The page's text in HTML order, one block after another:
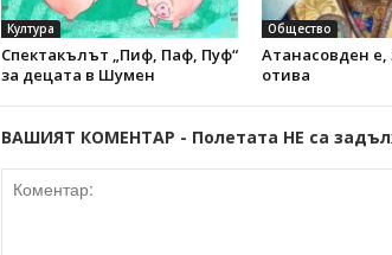
Култура
Спектакълът „Пиф, Паф, Пуф“
за децата в Шумен
Общество
Атанасовден е,
отива
ВАШИЯТ КОМЕНТАР - Полетата НЕ са